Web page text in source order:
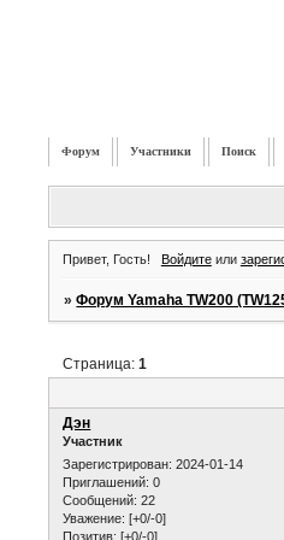
Форум Участники Поиск
Привет, Гость! Войдитеили
»Форум Yamaha TW200
Страница:1
Дэн
Участник
Зарегистрирован: 2024-01-14
Приглашений: 0
Сообщений: 22
Уважение: [+0/-0]
Позитив: [+0/-0]